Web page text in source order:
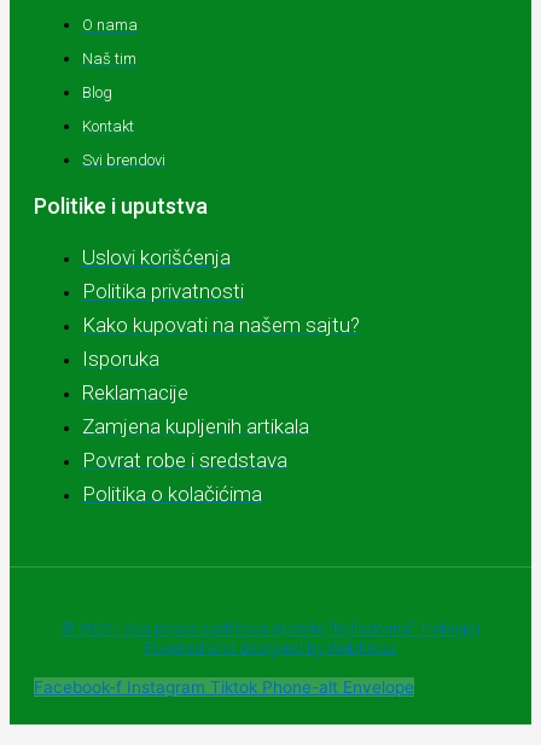
O nama
Naš tim
Blog
Kontakt
Svi brendovi
Politike i uputstva
Uslovi korišćenja
Politika privatnosti
Kako kupovati na našem sajtu?
Isporuka
Reklamacije
Zamjena kupljenih artikala
Povrat robe i sredstava
Politika o kolačićima
© 2025 - Sva prava zadržava Apoteke "Belladonna" Trebinje |
Powered and designed by Webherzz
Facebook-f Instagram Tiktok Phone-alt Envelope